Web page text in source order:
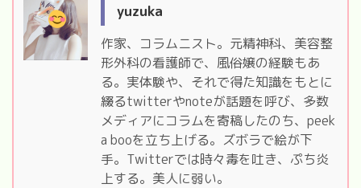
yuzuka
作家、コラムニスト。元精神科、美容整
形外科の看護師で、風俗嬢の経験もあ
る。実体験や、それで得た知識をもとに
綴るtwitterやnoteが話題を呼び、多数
メディアにコラムを寄稿したのち、peek
a booを立ち上げる。ズボラで絵が下
手。Twitterでは時々毒を吐き、ぷち炎
上する。美人に弱い。